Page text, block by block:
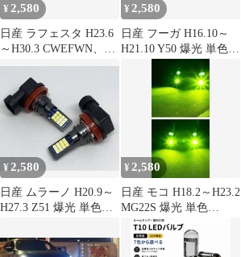
¥ 2,580
日産 ラフェスタ H23.6
～H30.3 CWEFWN、
CWFFWN、CWEAWN
爆光 単色 H8/H11/H16
LED フォグランプ バル
ブ 球 2個SET 特注ハイ
パワーLEDチップ搭載
ポン付け 新品 送料込み
Bタイプ
¥ 2,580
日産 フーガ H16.10～
H21.10 Y50 爆光 単色
H8/H11/H16 LED フォ
グランプ バルブ 球 2個
SET 特注ハイパワー
LEDチップ搭載 ポン付
け 新品 送料込み Bタイ
¥2,580
日産 ムラーノ H20.9～
H27.3 Z51 爆光 単色
グランプ バルブ 球 2個
SET 特注ハイパワー
¥ 2,580
日産 モコ H18.2～H23.2
MG22S 爆光 単色
H8/H11/H16 LED フォ
グランプ バルブ 球 2個
SET 特注ハイパワー